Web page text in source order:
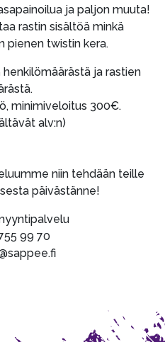
ja paljon muuta!
rastin sisältöä minkä
twistin kera.
ja rastien
minimiveloitus 300€.
alv:n)
niin tehdään teille
päivästänne!
99 70